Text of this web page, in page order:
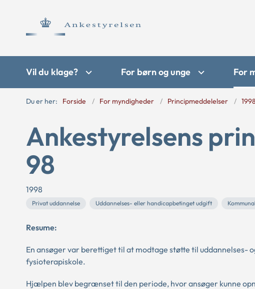
Vil du klage? For børn og unge For
Du er her: Forside For myndigheder Principmeddelelser 1998
Ankestyrelsens
98
1998
Privat uddannelse Uddannelses- eller handicapbetinget udgift Kommunal
Resume:
En ansøger var berettiget til at modtage støtte til uddannelses-
fysioterapiskole.
Hjælpen blev begrænset til den periode, hvor ansøger kunne